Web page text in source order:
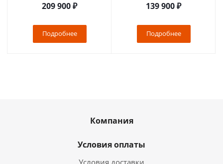
209 900₽
Подробнее
139 900₽
Подробнее
Компания
Условия оплаты
Условия доставки